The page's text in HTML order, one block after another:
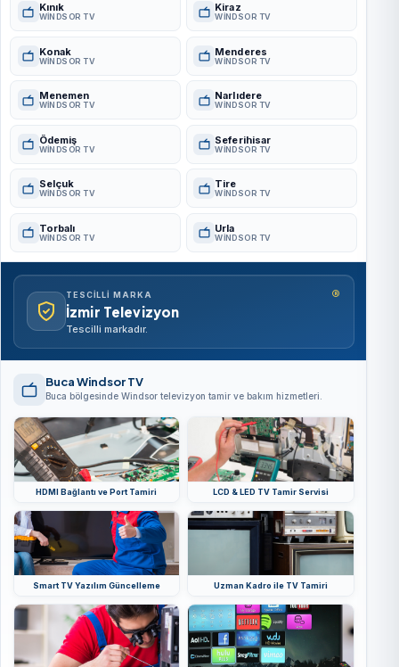
Kınık
WINDSOR TV
Kiraz
WINDSOR TV
Konak
WINDSOR TV
Menderes
WINDSOR TV
Menemen
WINDSOR TV
Narlıdere
WINDSOR TV
Ödemiş
WINDSOR TV
Seferihisar
WINDSOR TV
Selçuk
WINDSOR TV
Tire
WINDSOR TV
Torbalı
WINDSOR TV
Urla
WINDSOR TV
TESCILLI MARKA
İzmir Televizyon
Tescilli markadır.
®
Buca Windsor TV
Buca bölgesinde Windsor televizyon tamir ve bakım hizmetleri.
HDMI Bağlantı ve Port Tamiri LCD & LED TV Tamir Servisi
Smart TV Yazılım Güncelleme Uzman Kadro ile TV Tamiri